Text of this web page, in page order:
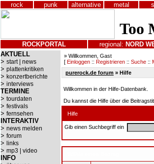
rock punk alternative metal
ROCKPORTAL regional: NORD
AKTUELL
> start | news
> plattenkritiken
> konzertberichte
> interviews
TERMINE
> tourdaten
> festivals
> fernsehen
INTERAKTIV
> news melden
> forum
> links
> mp3 | video
INFO
» Willkommen, Gast
[ Einloggen :: Registrieren :: Suche ::
purerock.de forum » Hilfe
Willkommen in der Hilfe-Datenbank.
Du kannst die Hilfe über die
Hilfe
Gib einen Suchbegriff ein